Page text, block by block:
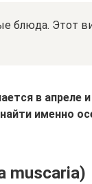
блюда. Этот
в апреле
именно
muscaria)